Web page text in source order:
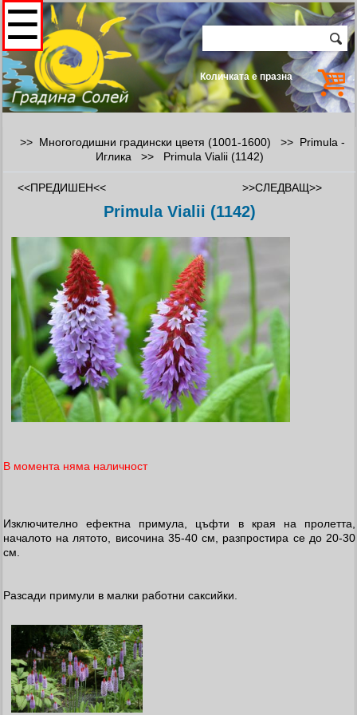
Количката е празна
☰
>> Многогодишни градински цветя (1001-1600) >> Primula -
Иглика >> Primula Vialii (1142)
<<ПРЕДИШЕН<< >>СЛЕДВАЩ>>
Primula Vialii (1142)
В момента няма наличност
Изключително ефектна примула, цъфти в края на пролетта,
началото на лятото, височина 35-40 см, разпростира се до 20-30
см.
Разсади примули в малки работни саксийки.